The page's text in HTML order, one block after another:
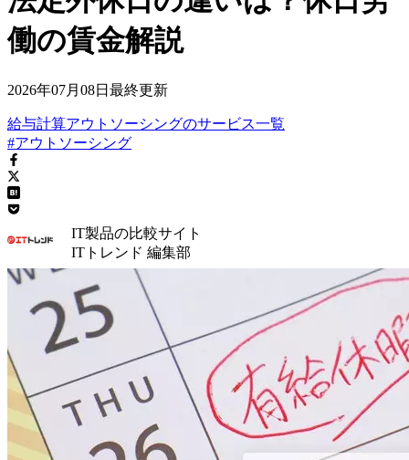
働の賃金解説
2026年07月08日 最終更新
給与計算アウトソーシングのサービス一覧
#アウトソーシング
IT製品の比較サイト
ITトレンド 編集部